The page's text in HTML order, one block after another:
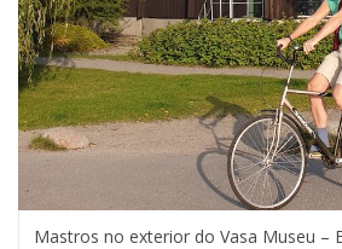
Mastros no exterior do Vasa Museu –